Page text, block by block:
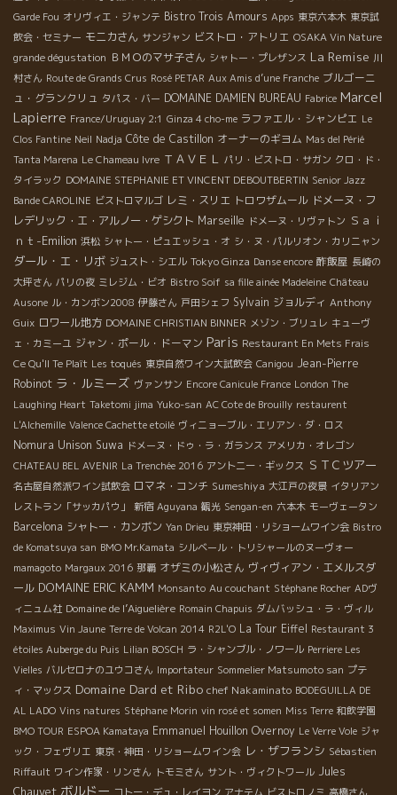
Garde Fou オリヴィエ・ジャンテ Bistro Trois Amours Apps 東京六本木 東京試
飲会・セミナー モニカさん サンジャン ビストロ・アトリエ OSAKA Vin Nature
grande dégustation ＢＭＯのマサ子さん シャトー・プレザンス La Remise 川
村さん Route de Grands Crus Rosé PETAR Aux Amis d’une Franche ブルゴーニ
ュ・グランクリュ タパス・バー DOMAINE DAMIEN BUREAU Fabrice Marcel
Lapierre France/Uruguay 2:1 Ginza 4 cho-me ラファエル・シャンピエ Le
Clos Fantine Neil Nadja Côte de Castillon オーナーのギヨム Mas del Périé
Tanta Marena Le Chameau Ivre ＴＡＶＥＬ パリ・ビストロ・サガン クロ・ド・
タイラック DOMAINE STEPHANIE ET VINCENT DEBOUTBERTIN Senior Jazz
Bande CAROLINE ビストロマルゴ レミ・スリエ トロワザムール ドメーヌ・フ
レデリック・エ・アルノー・ゲシクト Marseille ドメーヌ・リヴァトン Ｓａｉ
ｎｔ-Emilion 浜松 シャトー・ピュエッシュ・オ シ・ヌ・パルリオン・カリニャン
ダール・エ・リボ ジュスト・シエル Tokyo Ginza Danse encore 酢飯屋 長崎の
大坪さん パリの夜 ミレジム・ビオ Bistro Soif sa fille ainée Madeleine Château
Ausone ル・カンボン2008 伊藤さん 戸田シェフ Sylvain ジョルディ Anthony
Guix ロワール地方 DOMAINE CHRISTIAN BINNER メゾン・ブリュレ キューヴ
ェ・カミーユ ジャン・ポール・ドーマン Paris Restaurant En Mets Frais
Ce Qu'Il Te Plaît Les toqués 東京自然ワイン大試飲会 Canigou Jean-Pierre
Robinot ラ・ルミーズ ヴァンサン Encore Canicule France London The
Laughing Heart Taketomi jima Yuko-san AC Cote de Brouilly restaurent
L'Alchemille Valence Cachette etoilé ヴィニョーブル・エリアン・ダ・ロス
Nomura Unison Suwa ドメーヌ・ドゥ・ラ・ガランス アメリカ・オレゴン
CHATEAU BEL AVENIR La Trenchée 2016 アントニー・ギックス ＳＴＣツアー
名古屋自然派ワイン試飲会 ロマネ・コンチ Sumeshiya 大江戸の夜景 イタリアン
レストラン「サッカパウ」
新宿 Aguyana 観光 Sengan-en 六本木 モーヴェータン
Barcelona シャトー・カンボン Yan Drieu 東京神田・リショームワイン会 Bistro
de Komatsuya san BMO Mr.Kamata シルベール・トリシャールのヌーヴォー
mamagoto Margaux 2016 那覇 オザミの小松さん ヴィヴィアン・エメルスダ
ール DOMAINE ERIC KAMM Monsanto Au couchant Stéphane Rocher ADヴ
ィニュム社 Domaine de l’Aiguelière Romain Chapuis ダムバッシュ・ラ・ヴィル
Maximus Vin Jaune Terre de Volcan 2014 R2L'O La Tour Eiffel Restaurant 3
étoiles Auberge du Puis Lilian BOSCH ラ・シャンブル・ノワール Perriere Les
Vielles バルセロナのユウコさん Importateur Sommelier Matsumoto san プテ
ィ・マックス Domaine Dard et Ribo chef Nakaminato BODEGUILLA DE
AL LADO Vins natures Stéphane Morin vin rosé et somen Miss Terre 和飲学園
BMO TOUR ESPOA Kamataya Emmanuel Houillon Overnoy Le Verre Vole ジャ
ック・フェヴリエ 東京・神田・リショームワイン会 レ・ザフランシ Sébastien
Riffault ワイン作家・リンさん トモミさん サント・ヴィクトワール Jules
Chauvet ボルドー